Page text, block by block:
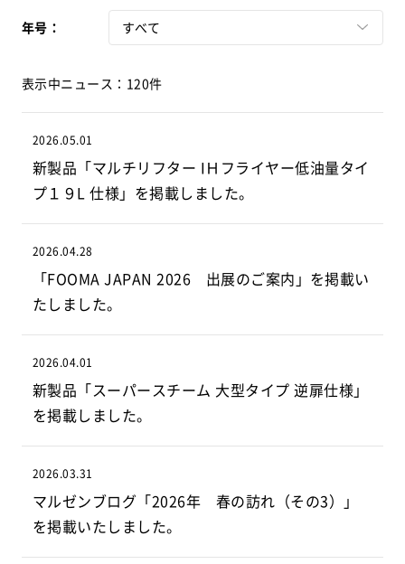
年号： すべて
表示中ニュース：120件
2026.05.01
新製品「マルチリフター IＨフライヤー低油量タイ
プ１９L 仕様」を掲載しました。
2026.04.28
「FOOMA JAPAN 2026 出展のご案内」を掲載い
たしました。
2026.04.01
新製品「スーパースチーム 大型タイプ 逆扉仕様」
を掲載しました。
2026.03.31
マルゼンブログ「2026年 春の訪れ（その3）」
を掲載いたしました。